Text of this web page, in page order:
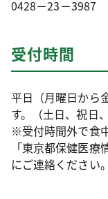
0428－23－3987
受付時間
平日（月曜日から
す。（土日、祝日
※受付時間外で食
「東京都保健医療
にご連絡ください。